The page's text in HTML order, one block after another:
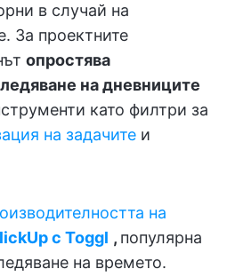
в случай на
За проектните
опростява
на дневниците
като филтри за
на задачите и
на
с Toggl , популярна
на времето.